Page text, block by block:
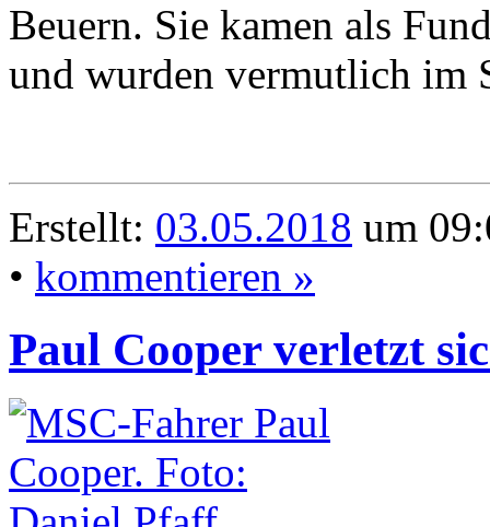
Beuern. Sie kamen als
und wurden vermutlich im
Erstellt: 03.05.2018 um
• kommentieren »
Paul Cooper verletzt